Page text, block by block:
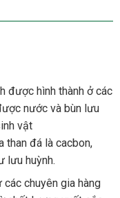
được hình thành ở các
nước và bùn lưu
vật
than đá là cacbon,
lưu huỳnh.
chuyên gia hàng